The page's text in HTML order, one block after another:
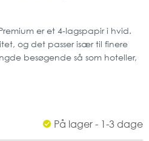
er et 4-lagspapir i hvid.
og det passer især til finere
besøgende så som hoteller,
På lager - 1-3 dage